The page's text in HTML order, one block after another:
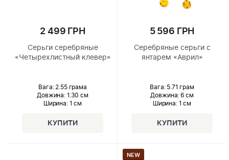
2 499 ГРН
Серьги серебряные
«Четырехлистный клевер»
Вага: 2.55 грама
Довжина: 1.30 см
Ширина: 1 см
5 596 ГРН
Серебряные серьги с
янтарем «Аврил»
Вага: 5.71 грам
Довжина: 6 см
Ширина: 1 см
NEW